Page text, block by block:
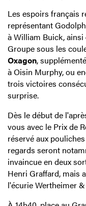
Les espoirs français
représentant
à William Buick, ainsi
Groupe sous les
Oxagon,
à Oisin Murphy, ou
trois victoires
surprise.
Dès le début de
vous avec le Prix de
réservé aux
regards seront
invaincue en deux
Henri Graffard, mais
l'écurie Wertheimer